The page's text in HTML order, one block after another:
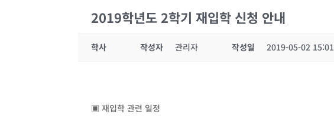
2019학년도 2학기 재입학 신청 안내
학사 작성자 관리자 작성일 2019-05-02 15:01
▣ 재입학 관련 일정